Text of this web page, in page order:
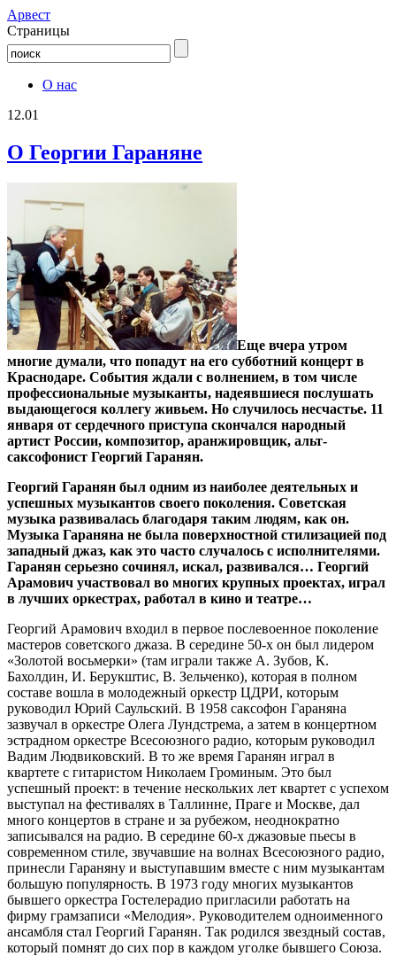
Aрвест
Страницы
О нас
12.01
О Георгии Гараняне
Еще вчера утром
многие думали, что попадут на его субботний концерт в
Краснодаре. События ждали с волнением, в том числе
профессиональные музыканты, надеявшиеся послушать
выдающегося коллегу живьем. Но случилось несчастье. 11
января от сердечного приступа скончался народный
артист России, композитор, аранжировщик, альт-
саксофонист Георгий Гаранян.
Георгий Гаранян был одним из наиболее деятельных и
успешных музыкантов своего поколения. Советская
музыка развивалась благодаря таким людям, как он.
Музыка Гараняна не была поверхностной стилизацией под
западный джаз, как это часто случалось с исполнителями.
Гаранян серьезно сочинял, искал, развивался… Георгий
Арамович участвовал во многих крупных проектах, играл
в лучших оркестрах, работал в кино и театре…
Георгий Арамович входил в первое послевоенное поколение
мастеров советского джаза. В середине 50-х он был лидером
«Золотой восьмерки» (там играли также А. Зубов, К.
Бахолдин, И. Берукштис, В. Зельченко), которая в полном
составе вошла в молодежный оркестр ЦДРИ, которым
руководил Юрий Саульский. В 1958 саксофон Гараняна
зазвучал в оркестре Олега Лундстрема, а затем в концертном
эстрадном оркестре Всесоюзного радио, которым руководил
Вадим Людвиковский. В то же время Гаранян играл в
квартете с гитаристом Николаем Громиным. Это был
успешный проект: в течение нескольких лет квартет с успехом
выступал на фестивалях в Таллинне, Праге и Москве, дал
много концертов в стране и за рубежом, неоднократно
записывался на радио. В середине 60-х джазовые пьесы в
современном стиле, звучавшие на волнах Всесоюзного радио,
принесли Гараняну и выступавшим вместе с ним музыкантам
большую популярность. В 1973 году многих музыкантов
бывшего оркестра Гостелерадио пригласили работать на
фирму грамзаписи «Мелодия». Руководителем одноименного
ансамбля стал Георгий Гаранян. Так родился звездный состав,
который помнят до сих пор в каждом уголке бывшего Союза.